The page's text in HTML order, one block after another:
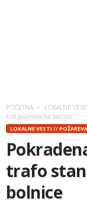
POČETNA LOKALNE
kod požarevačke bolnice
LOKALNE VESTI //
trafo
bolnice